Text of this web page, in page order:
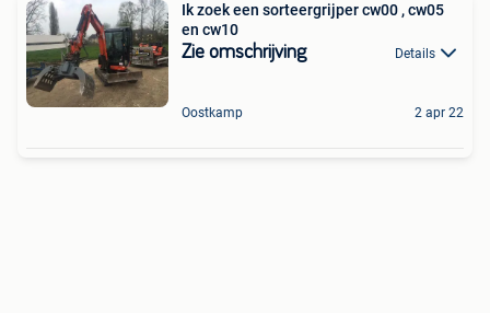
Ik zoek een sorteergrijper cw00 , cw05
en cw10
Zie omschrijving Details
Oostkamp 2 apr 22